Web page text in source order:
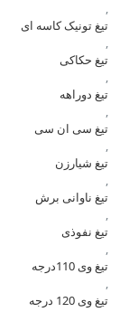
,
تیغ تونیک کاسه ای
,
تیغ حکاکی
,
تیغ دوراهه
,
تیغ سی ان سی
,
تیغ شیارزن
,
تیغ ناوانی برش
,
تیغ نفوذی
,
تیغ وی 110درجه
,
تیغ وی 120 درجه